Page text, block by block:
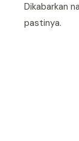
Dikabarkan
pastinya.